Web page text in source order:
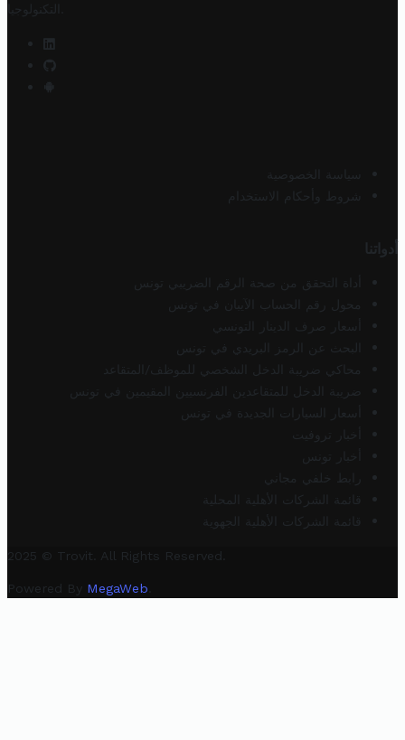
التكنولوجيا
سياسة الخصوصية
شروط وأحكام الاستخدام
أدواتنا
أداة التحقق من صحة الرقم الضريبي تونس
محول رقم الحساب الآيبان في تونس
أسعار صرف الدينار التونسي
البحث عن الرمز البريدي في تونس
محاكي ضريبة الدخل الشخصي للموظف/المتقاعد
ضريبة الدخل للمتقاعدين الفرنسيين المقيمين في تونس
أسعار السيارات الجديدة في تونس
أخبار تروفيت
أخبار تونس
رابط خلفي مجاني
قائمة الشركات الأهلية المحلية
قائمة الشركات الأهلية الجهوية
2025 © Trovit. All Rights Reserved.
Powered By MegaWeb